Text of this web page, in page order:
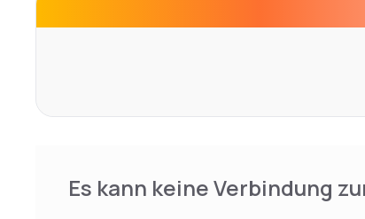
Es kann keine Verbindung